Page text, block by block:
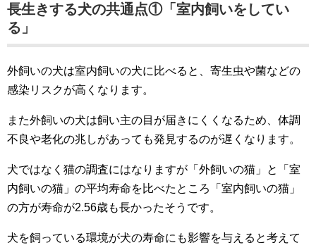
長生きする犬の共通点①「室内飼いをしてい
る」
外飼いの犬は室内飼いの犬に比べると、寄生虫や菌などの
感染リスクが高くなります。
また外飼いの犬は飼い主の目が届きにくくなるため、体調
不良や老化の兆しがあっても発見するのが遅くなります。
犬ではなく猫の調査にはなりますが「外飼いの猫」と「室
内飼いの猫」の平均寿命を比べたところ「室内飼いの猫」
の方が寿命が2.56歳も長かったそうです。
犬を飼っている環境が犬の寿命にも影響を与えると考えて